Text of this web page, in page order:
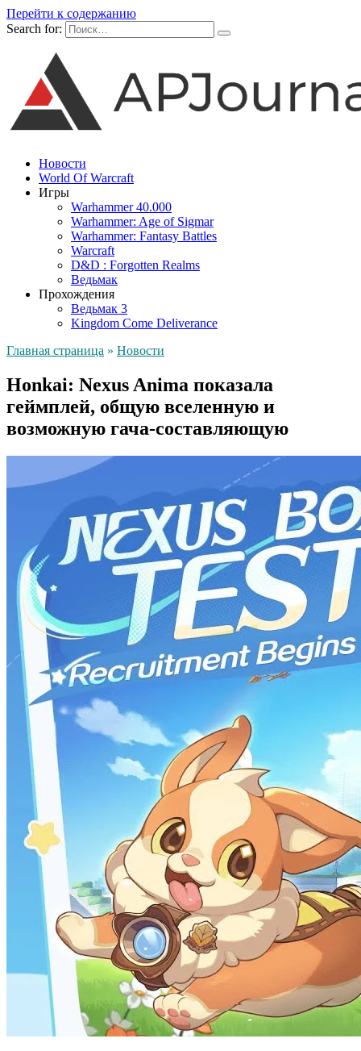
Перейти к содержанию
Search for:
Новости
World Of Warcraft
Игры
Warhammer 40.000
Warhammer: Age of Sigmar
Warhammer: Fantasy Battles
Warcraft
D&D : Forgotten Realms
Ведьмак
Прохождения
Ведьмак 3
Kingdom Come Deliverance
Главная страница » Новости
Honkai: Nexus Anima показала
геймплей, общую вселенную и
возможную гача-составляющую